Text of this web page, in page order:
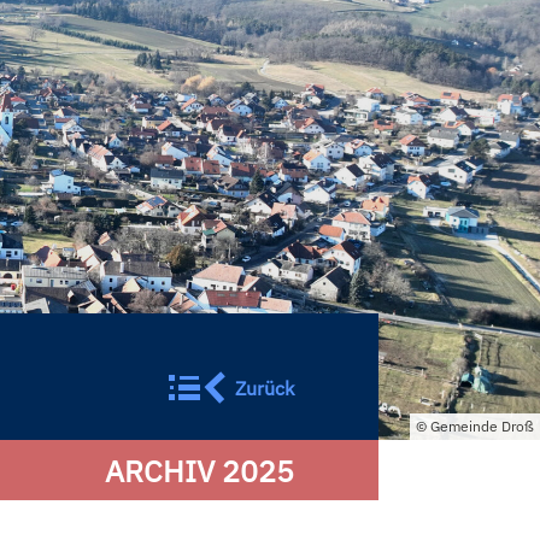
Zurück
ARCHIV 2025
Gemeinde Droß